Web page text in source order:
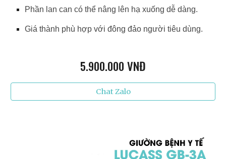
Phần lan can có thể nâng lên hạ xuống dễ dàng.
Giá thành phù hợp với đông đảo người tiêu dùng.
5.900.000 VNĐ
Chat Zalo